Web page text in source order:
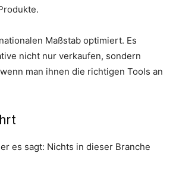
Maßstab optimiert. Es
nicht nur verkaufen, sondern
man ihnen die richtigen Tools an
es sagt: Nichts in dieser Branche